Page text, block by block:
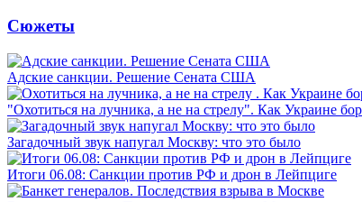
Сюжеты
Адские санкции. Решение Сената США
"Охотиться на лучника, а не на стрелу". Как Украине
Загадочный звук напугал Москву: что это было
Итоги 06.08: Санкции против РФ и дрон в Лейпциге